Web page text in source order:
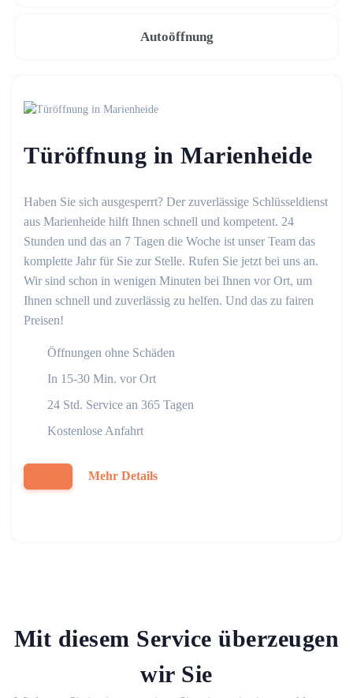
Autoöffnung
Türöffnung in Marienheide
Haben Sie sich ausgesperrt? Der zuverlässige Schlüsseldienst
aus Marienheide hilft Ihnen schnell und kompetent. 24
Stunden und das an 7 Tagen die Woche ist unser Team das
komplette Jahr für Sie zur Stelle. Rufen Sie jetzt bei uns an.
Wir sind schon in wenigen Minuten bei Ihnen vor Ort, um
Ihnen schnell und zuverlässig zu helfen. Und das zu fairen
Preisen!
Öffnungen ohne Schäden
In 15-30 Min. vor Ort
24 Std. Service an 365 Tagen
Kostenlose Anfahrt
Mehr Details
Mit diesem Service überzeugen
wir Sie